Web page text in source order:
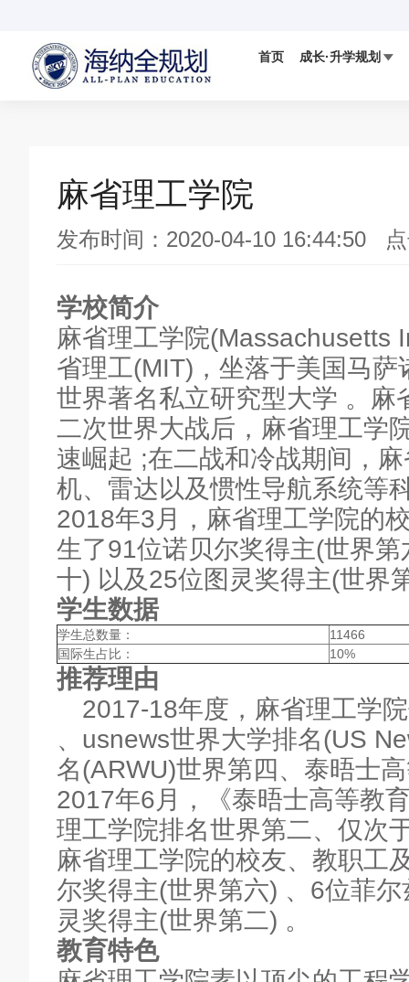
首页 成长·升学规划 
麻省理工学院
发布时间：2020-04-10 16:44:50
学校简介
麻省理工学院(Massachusetts
省理工(MIT)，坐落于美国马
世界著名私立研究型大学 。
二次世界大战后，麻省理工学
速崛起 ;在二战和冷战期间，
机、雷达以及惯性导航系统等
2018年3月，麻省理工学院的
生了91位诺贝尔奖得主(世界
十) 以及25位图灵奖得主(世界
学生数据
学生总数量：
11466
国际生占比：
10%
推荐理由
2017-18年度，麻省理工学
、usnews世界大学排名(US
名(ARWU)世界第四、泰晤士
2017年6月，《泰晤士高等教
理工学院排名世界第二、仅次
麻省理工学院的校友、教职工
尔奖得主(世界第六) 、6位菲
灵奖得主(世界第二) 。
教育特色